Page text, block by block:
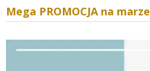
Mega PROMOCJA na